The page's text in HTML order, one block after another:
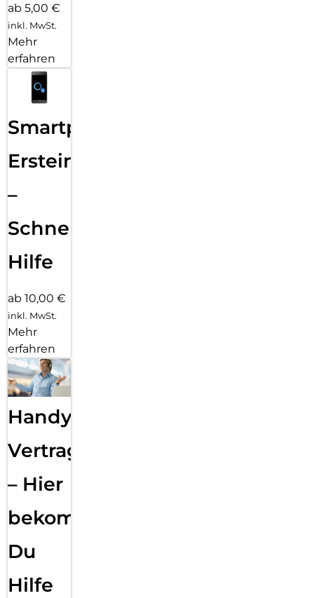
ab 5,00 €
inkl. MwSt.
Mehr
erfahren
Smartphone
Ersteinrichtung
–
Schnelle
Hilfe
ab 10,00 €
inkl. MwSt.
Mehr
erfahren
Handy
Vertragsabwicklung
– Hier
bekommst
Du
Hilfe